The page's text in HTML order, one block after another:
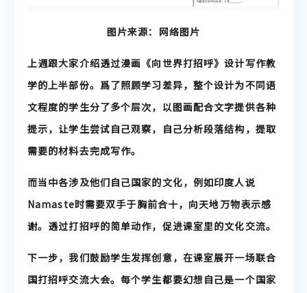
图片来源：网络图片
上週跟大家介绍透过漫画《向世界打招呼》设计写作教
学的上半部份。爲了照顾学习差异，整个设计为不同语
文程度的学生分了多个层次，以图画配合文字提供各种
提示，让学生尝试自己观察，自己分析段落结构，提取
需要的材料去完成写作。
而当中各涉及他们自己国家的文化，例如印度人说
Namaste时需要双手于胸前合十，向天地万物表示感
谢。透过打招呼的简单动作，促进课室里的文化交流。
下一步，我们鼓励学生发挥创意，在课室展开一场联合
国打招呼交流大会。每个学生都要幻想自己是一个国家